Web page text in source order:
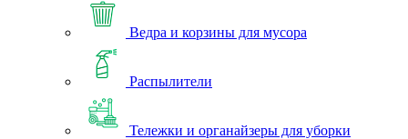
Ведра и корзины для мусора
Распылители
Тележки и органайзеры для уборки